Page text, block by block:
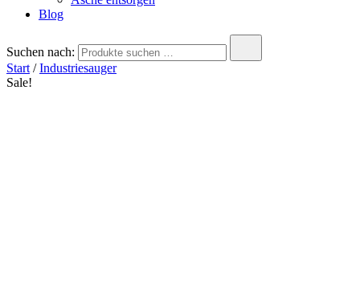
Blog
Suchen nach:
Start /Industriesauger
Sale!